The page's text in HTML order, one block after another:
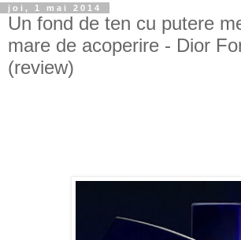
joi, 1 mai 2014
Un fond de ten cu putere
mare de acoperire - Dior
(review)